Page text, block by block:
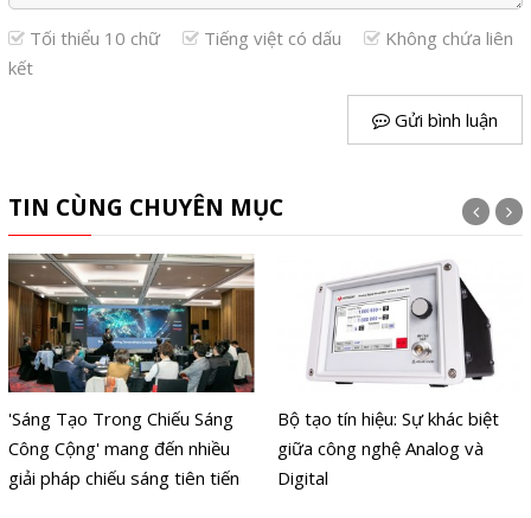
Tối thiểu 10 chữ Tiếng việt có dấu
Không chứa liên
kết
Gửi bình luận
TIN CÙNG CHUYÊN MỤC
'Sáng Tạo Trong Chiếu Sáng
Công Cộng' mang đến nhiều
giải pháp chiếu sáng tiên tiến
Bộ tạo tín hiệu: Sự khác biệt
giữa công nghệ Analog và
Digital